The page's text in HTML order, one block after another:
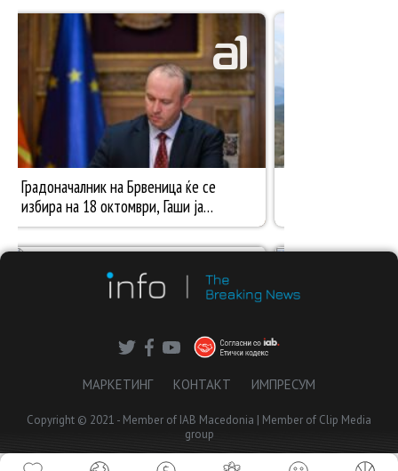
МАРКЕТИНГ КОНТАКТ ИМПРЕСУМ
Copyright © 2021 - Member of IAB Macedonia | Member of Clip Media
group